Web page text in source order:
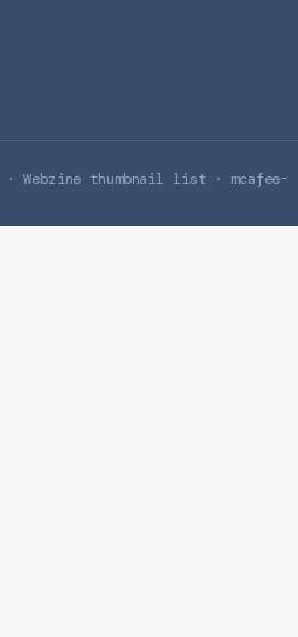
Webzine thumbnail list · mcafee-